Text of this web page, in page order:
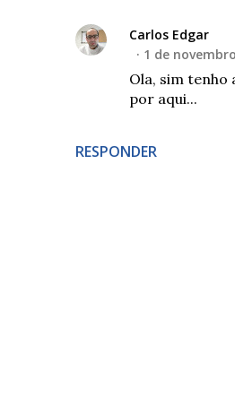
RESPONDER
Carlos Edgar
1 de
Ola, sim tenho
por aqui...